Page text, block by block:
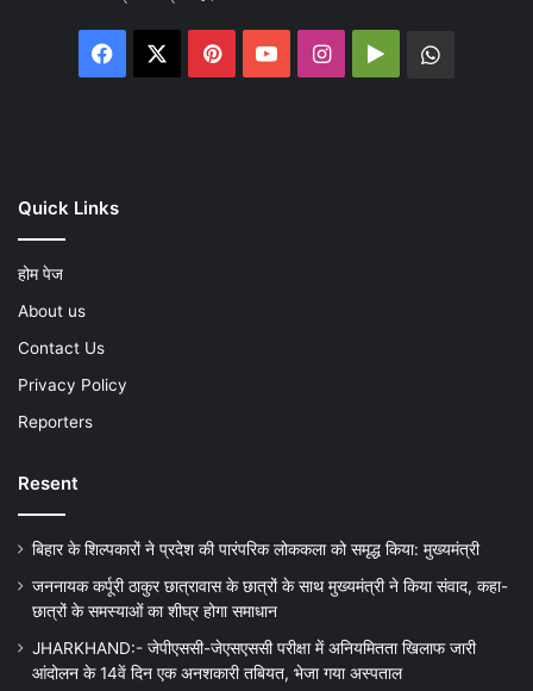
Facebook PinterestYouTubeInstagram
Google
Quick Links
होम पेज
About us
Contact Us
Privacy Policy
Reporters
Resent
बिहार के शिल्पकारों ने प्रदेश की पारंपरिक लोककला को समृद्ध किया: मुख्यमंत्री
जननायक कर्पूरी ठाकुर छात्रावास के छात्रों के साथ मुख्यमंत्री ने किया संवाद, कहा-
छात्रों के समस्याओं का शीघ्र होगा समाधान
JHARKHAND:- जेपीएससी-जेएसएससी परीक्षा में अनियमितता खिलाफ जारी
आंदोलन के 14वें दिन एक अनशकारी तबियत, भेजा गया अस्पताल